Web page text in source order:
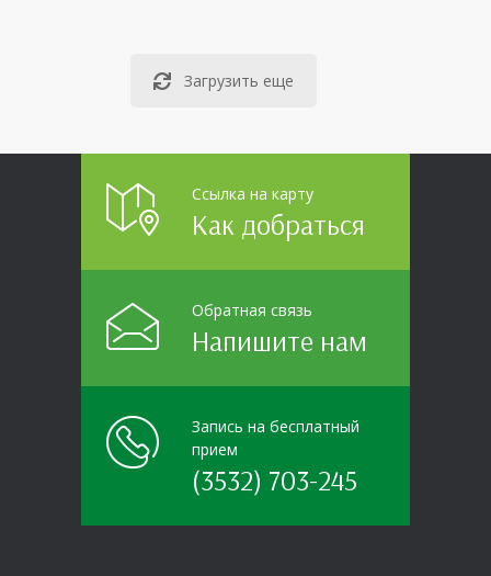
«Центр социальной
Загрузить еще
Ссылка на карту
Как добраться
Обратная связь
Напишите нам
Запись на бесплатный
прием
(3532) 703-245